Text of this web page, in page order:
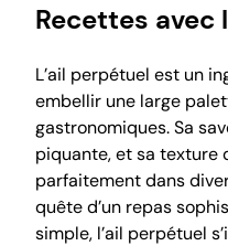
Recettes avec
L’ail perpétuel est un
embellir une large
gastronomiques. Sa
piquante, et sa texture
parfaitement dans
quête d’un repas
simple, l’ail perpétuel